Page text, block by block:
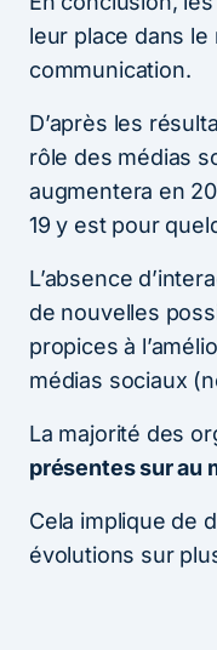
leur place dans le
communication.
D’après les
rôle des médias
augmentera en
19 y est pour
L’absence
de nouvelles
propices à
médias sociaux
La majorité des
présentes sur au
Cela implique de
évolutions sur